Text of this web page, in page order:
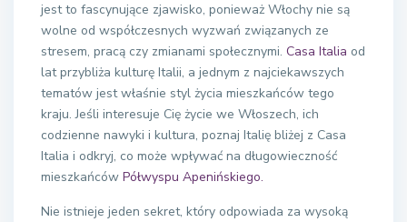
jest to fascynujące zjawisko, ponieważ Włochy nie są
wolne od współczesnych wyzwań związanych ze
stresem, pracą czy zmianami społecznymi. Casa Italia od
lat przybliża kulturę Italii, a jednym z najciekawszych
tematów jest właśnie styl życia mieszkańców tego
kraju. Jeśli interesuje Cię życie we Włoszech, ich
codzienne nawyki i kultura, poznaj Italię bliżej z Casa
Italia i odkryj, co może wpływać na długowieczność
mieszkańców Półwyspu Apenińskiego.
Nie istnieje jeden sekret, który odpowiada za wysoką